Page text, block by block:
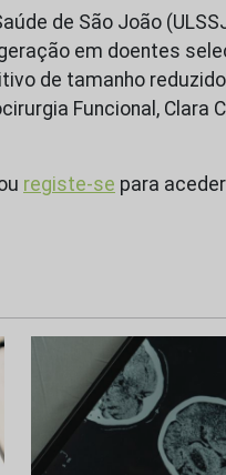
de São João
em doentes
de tamanho
Funcional, Clara
registe-se para